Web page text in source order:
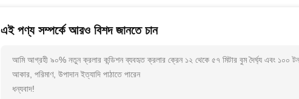
এই পণ্য সম্পর্কে আরও বিশদ জানতে চান
আমি আগ্রহী ৯০% নতুন ক্রলার কন্ডিশন ব্যবহৃত ক্রলার ক্রেন ১২ থেকে ৫৭ মিটার বুম দৈর্ঘ্য এবং ১০০
আকার, পরিমাণ, উপাদান ইত্যাদি পাঠাতে পারেন
ধন্যবাদ!